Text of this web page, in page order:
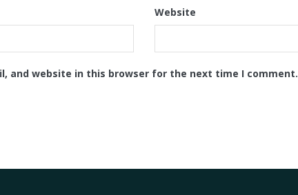
Website
and website in this browser for the next time I comment.